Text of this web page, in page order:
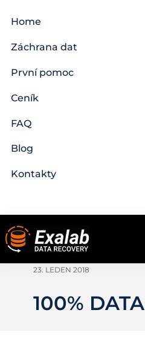
Home
Záchrana dat
První pomoc
Ceník
FAQ
Blog
Kontakty
23. LEDEN 2018
100%